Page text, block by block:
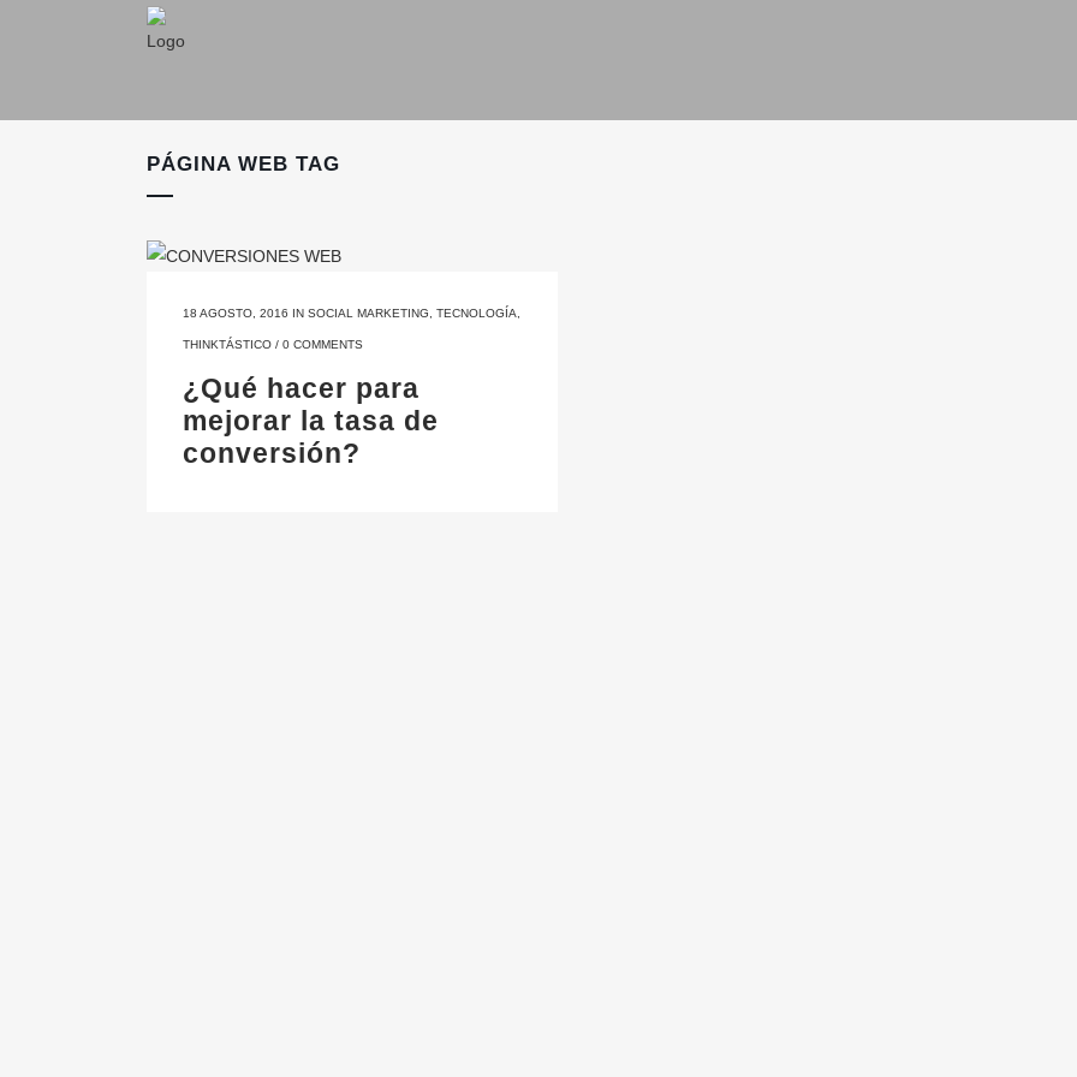
PÁGINA WEB TAG
18 AGOSTO, 2016 IN SOCIAL MARKETING TECNOLOGÍA
THINKTÁSTICO / 0 COMMENTS
¿Qué hacer para
mejorar la tasa de
conversión?